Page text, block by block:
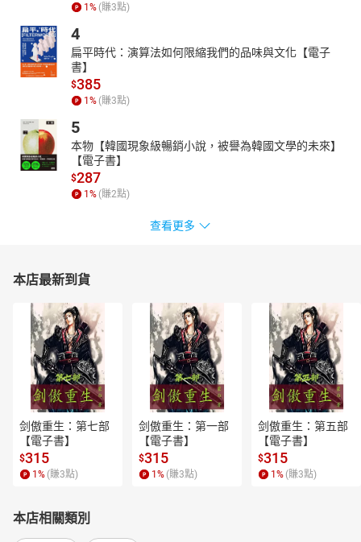
1 % (賺3點)
4
扁平時代：演算法如何限縮我們的品味與文化【電子
書】
$385
1 % (賺3點)
5
本物【韓國現象級暢銷小說，被譽為韓國文學的未來】
【電子書】
$287
1 % (賺2點)
查看更多
本店最新到貨
剑傲重生：第七部
【電子書】
$315
1 % (賺3點)
剑傲重生：第一部
【電子書】
$315
1 % (賺3點)
剑傲重生：第五部
【電子書】
$315
1 % (賺3點)
本店相關類別